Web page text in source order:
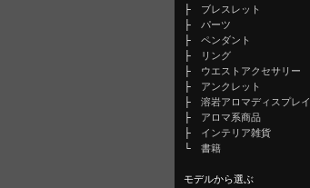
├ ブレスレット
├ パーツ
├ ペンダント
├
リング
├ ウエストアクセサリー
├ アンクレット
├ 溶岩アロマディスプレイ
├ アロマ系商品
├ インテリア雑貨
└ 書籍
モデルから選ぶ